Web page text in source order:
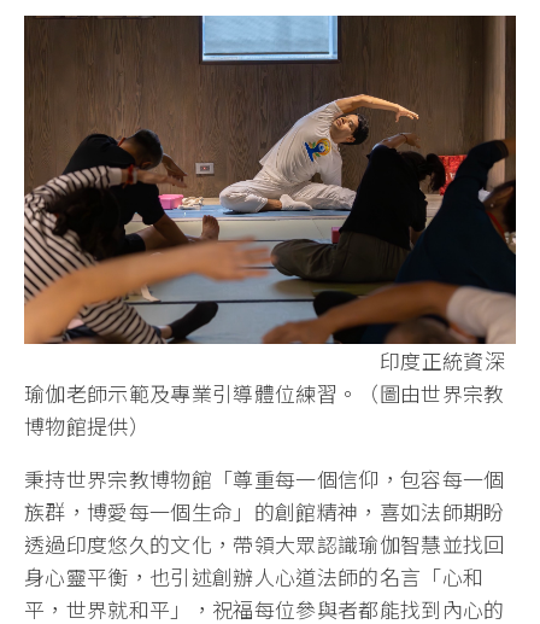
印度正統資深
瑜伽老師示範及專業引導體位練習。（圖由世界宗教
博物館提供）
秉持世界宗教博物館「尊重每一個信仰，包容每一個
族群，博愛每一個生命」的創館精神，喜如法師期盼
透過印度悠久的文化，帶領大眾認識瑜伽智慧並找回
身心靈平衡，也引述創辦人心道法師的名言「心和
平，世界就和平」，祝福每位參與者都能找到內心的